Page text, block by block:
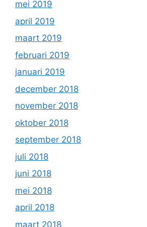
mei 2019
april 2019
maart 2019
februari 2019
januari 2019
december 2018
november 2018
oktober 2018
september 2018
juli 2018
juni 2018
mei 2018
april 2018
maart 2018